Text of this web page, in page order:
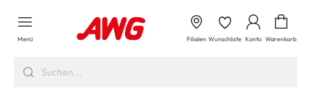
springen
Menü Filialen Wunschliste Konto Warenkorb